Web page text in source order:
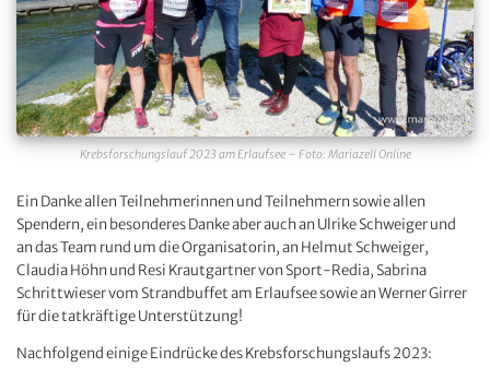
Krebsforschungslauf 2023 am Erlaufsee – Foto: Mariazell Online
Ein Danke allen Teilnehmerinnen und Teilnehmern sowie allen
Spendern, ein besonderes Danke aber auch an Ulrike Schweiger und
an das Team rund um die Organisatorin, an Helmut Schweiger,
Claudia Höhn und Resi Krautgartner von Sport-Redia, Sabrina
Schrittwieser vom Strandbuffet am Erlaufsee sowie an Werner Girrer
für die tatkräftige Unterstützung!
Nachfolgend einige Eindrücke des Krebsforschungslaufs 2023: